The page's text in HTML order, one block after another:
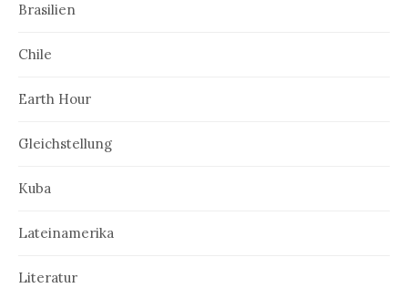
Brasilien
Chile
Earth Hour
Gleichstellung
Kuba
Lateinamerika
Literatur